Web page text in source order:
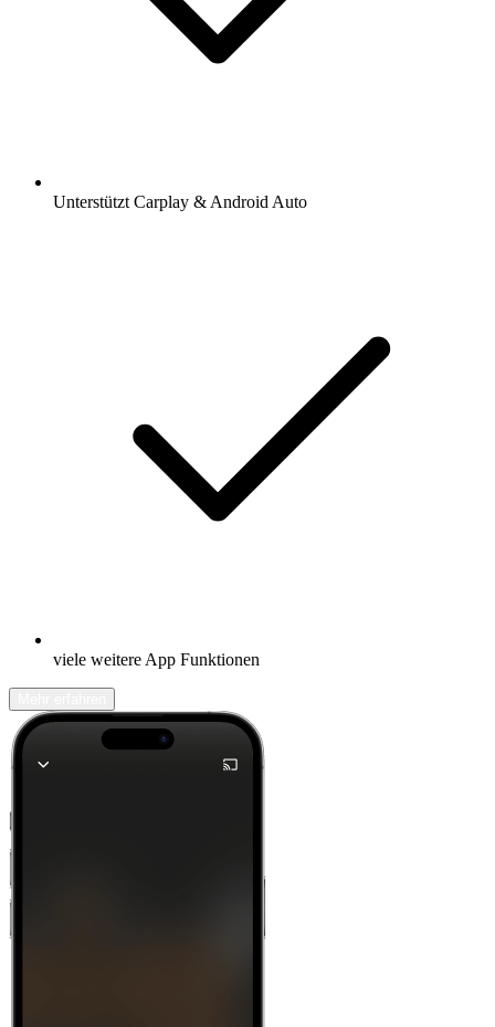
Unterstützt Carplay & Android Auto
viele weitere App Funktionen